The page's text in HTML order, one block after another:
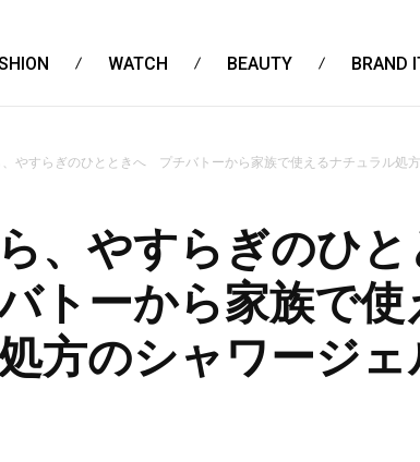
WATCH BEAUTY BRAND
やすらぎのひとときへ プチバトーから家族で使えるナチュラル処
、やすらぎのひと
トーから家族で使
方のシャワージ